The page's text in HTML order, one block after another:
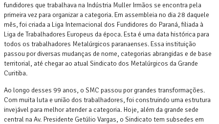
fundidores que trabalhava na Indústria Muller Irmãos se encontra pela
primeira vez para organizar a categoria. Em assembleia no dia 28 daquele
mês, foi criada a Liga Internacional dos Fundidores do Paraná, filiada à
Liga de Trabalhadores Europeus da época. Esta é uma data histórica para
todos os trabalhadores Metalúrgicos paranaenses. Essa instituição
passou por diversas mudanças de nome, categorias abrangidas e de base
territorial, até chegar ao atual Sindicato dos Metalúrgicos da Grande
Curitiba.
Ao longo desses 99 anos, o SMC passou por grandes transformações.
Com muita luta e união dos trabalhadores, foi construindo uma estrutura
invejável para melhor atender a categoria. Hoje, além da grande sede
central na Av. Presidente Getúlio Vargas, o Sindicato tem subsedes em